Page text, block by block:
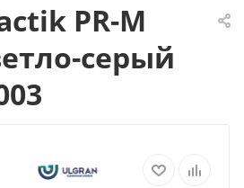
PR-M
серый